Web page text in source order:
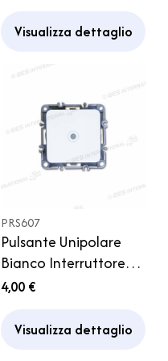
Visualizza dettaglio
PRS607
Pulsante Unipolare
Bianco Interruttore
Caravan Camper
4,00 €
Visualizza dettaglio